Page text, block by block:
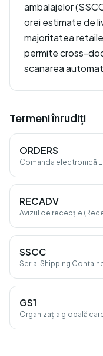
ambalajelor
orei estimate de
majoritatea
permite cross-
scanarea
Termeni înrudiți
ORDERS
Comanda electronică
RECADV
Avizul de recepție
SSCC
Serial Shipping
GS1
Organizația globală